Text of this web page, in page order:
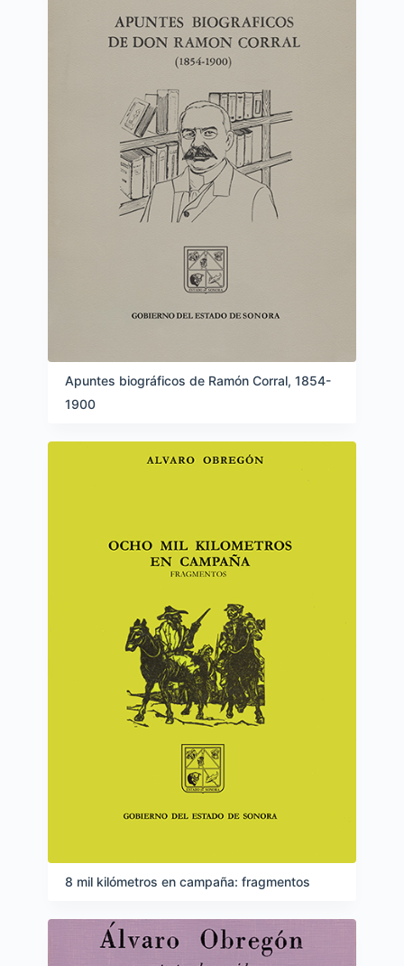
Apuntes biográficos de Ramón Corral, 1854-
1900
8 mil kilómetros en campaña: fragmentos